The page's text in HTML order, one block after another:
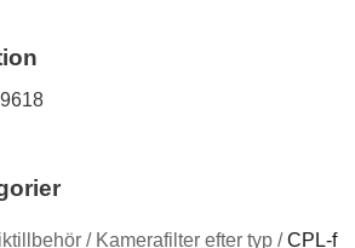
/ Kamerafilter efter typ /CPL-f